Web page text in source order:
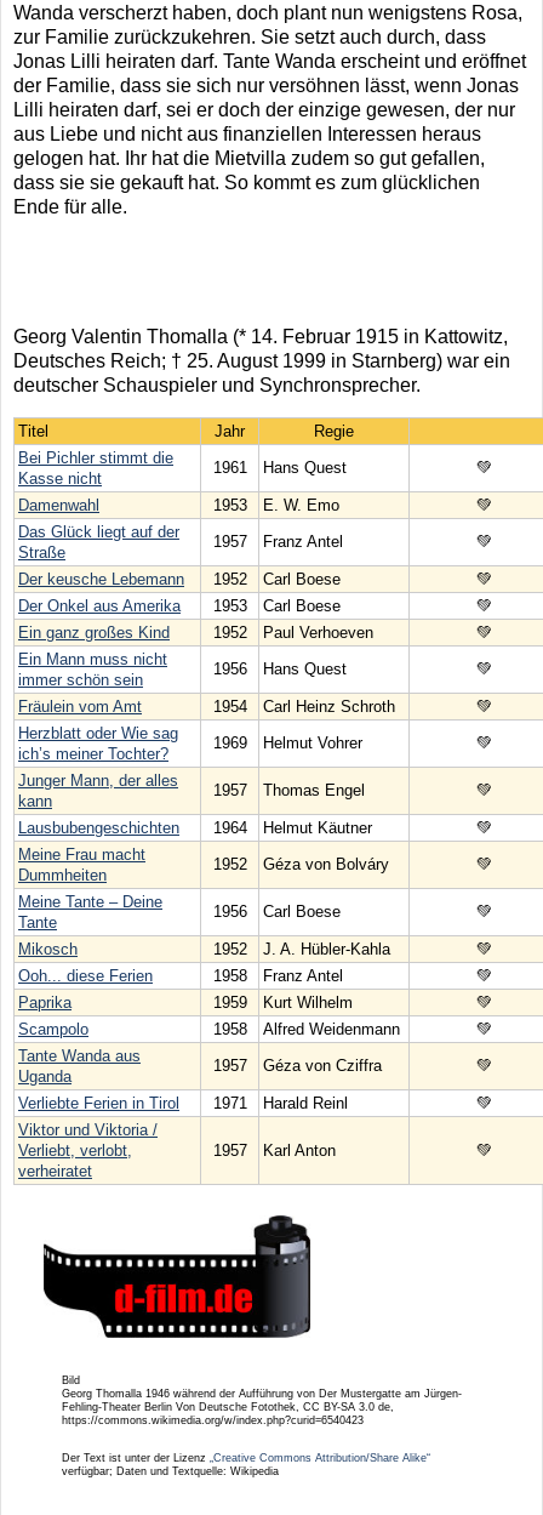
Wanda verscherzt haben, doch plant nun wenigstens Rosa,
zur Familie zurückzukehren. Sie setzt auch durch, dass
Jonas Lilli heiraten darf. Tante Wanda erscheint und eröffnet
der Familie, dass sie sich nur versöhnen lässt, wenn Jonas
Lilli heiraten darf, sei er doch der einzige gewesen, der nur
aus Liebe und nicht aus finanziellen Interessen heraus
gelogen hat. Ihr hat die Mietvilla zudem so gut gefallen,
dass sie sie gekauft hat. So kommt es zum glücklichen
Ende für alle.
Georg Valentin Thomalla (* 14. Februar 1915 in Kattowitz,
Deutsches Reich; † 25. August 1999 in Starnberg) war ein
deutscher Schauspieler und Synchronsprecher.
Titel Jahr
Regie
Bei Pichler stimmt die
Kasse nicht
1961 Hans Quest 💚
Damenwahl 1953 E. W. Emo
💚
Das Glück liegt auf der
Straße
1957 Franz Antel 💚
Der keusche Lebemann 1952 Carl Boese
💚
Der Onkel aus Amerika
1953 Carl Boese
💚
Ein ganz großes Kind
1952 Paul Verhoeven
💚
Ein Mann muss nicht
immer schön sein
1956 Hans Quest 💚
Fräulein vom Amt 1954 Carl Heinz Schroth
💚
Herzblatt oder Wie sag
ich’s meiner Tochter?
1969 Helmut Vohrer 💚
Junger Mann, der alles
kann
1957 Thomas Engel 💚
Lausbubengeschichten 1964 Helmut Käutner
💚
Meine Frau macht
Dummheiten
1952 Géza von Bolváry 💚
Meine Tante – Deine
Tante
1956 Carl Boese 💚
Mikosch 1952 J. A. Hübler-Kahla
💚
Ooh... diese Ferien
1958 Franz Antel
💚
Paprika
1959 Kurt Wilhelm
💚
Scampolo
1958 Alfred Weidenmann
💚
Tante Wanda aus
Uganda
1957 Géza von Cziffra 💚
Verliebte Ferien in Tirol 1971 Harald Reinl
💚
Viktor und Viktoria /
Verliebt, verlobt,
verheiratet
1957 Karl Anton 💚
Bild
Georg Thomalla 1946 während der Aufführung von Der Mustergatte am Jürgen-
Fehling-Theater Berlin Von Deutsche Fotothek‎, CC BY-SA 3.0 de,
https://commons.wikimedia.org/w/index.php?curid=6540423
Der Text ist unter der Lizenz
„Creative Commons Attribution/Share Alike“
verfügbar; Daten und Textquelle: Wikipedia